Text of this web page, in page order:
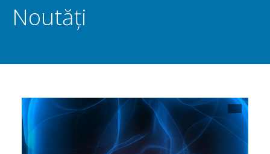
Noutăți